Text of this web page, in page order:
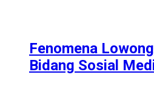
Fenomena
Bidang Sosial